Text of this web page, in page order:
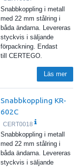
Snabbkoppling i metall
med 22 mm stålring i
båda ändarna. Levereras
styckvis i säljande
förpackning. Endast
till CERTEGO.
Läs mer
Snabbkoppling KR-
602C
CERT0018
Snabbkoppling i metall
med 22 mm stålring i
båda ändarna. Levereras
styckvis i säljande